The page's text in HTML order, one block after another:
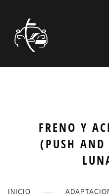
INICIO
FRENO Y
(PUSH